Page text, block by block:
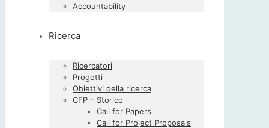
Accountability
Ricerca
Ricercatori
Progetti
Obiettivi della ricerca
CFP – Storico
Call for Papers
Call for Project Proposals